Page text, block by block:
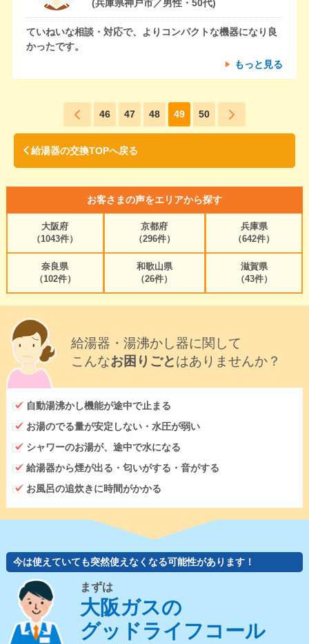
(兵庫県神戸市／男性・50代)
ていねいな相談・対応で、よりコンパクトな機器になり良
かったです。
もっと見る
46 47 48 49 50
給湯器の交換TOPへ戻る
お客さまの声をエリアから探す
大阪府
（1043件）
京都府
（296件）
兵庫県
（642件）
奈良県
（102件）
和歌山県
（26件）
滋賀県
（43件）
給湯器・湯沸かし器に関して
こんなお困りごとはありませんか？
自動湯沸かし機能が途中で止まる
お湯のでる量が安定しない・水圧が弱い
シャワーのお湯が、途中で水になる
給湯器から煙が出る・匂いがする・音がする
お風呂の追炊きに時間がかかる
今は使えていても突然使えなくなる可能性があります！
まずは
大阪ガスの
グッドライフコール